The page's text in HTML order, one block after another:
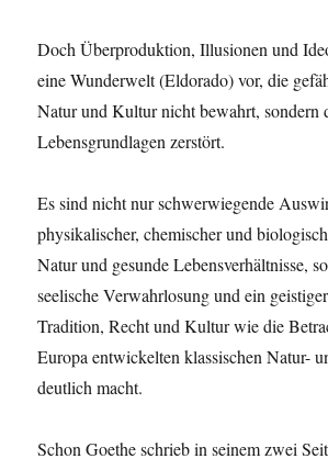
Doch Überproduktion, Illusionen und
eine Wunderwelt (Eldorado) vor, die
Natur und Kultur nicht bewahrt, sondern
Lebensgrundlagen zerstört.
Es sind nicht nur schwerwiegende
physikalischer, chemischer und
Natur und gesunde Lebensverhältnisse,
seelische Verwahrlosung und ein
Tradition, Recht und Kultur wie die
Europa entwickelten klassischen Natur-
deutlich macht.
Schon Goethe schrieb in seinem zwei